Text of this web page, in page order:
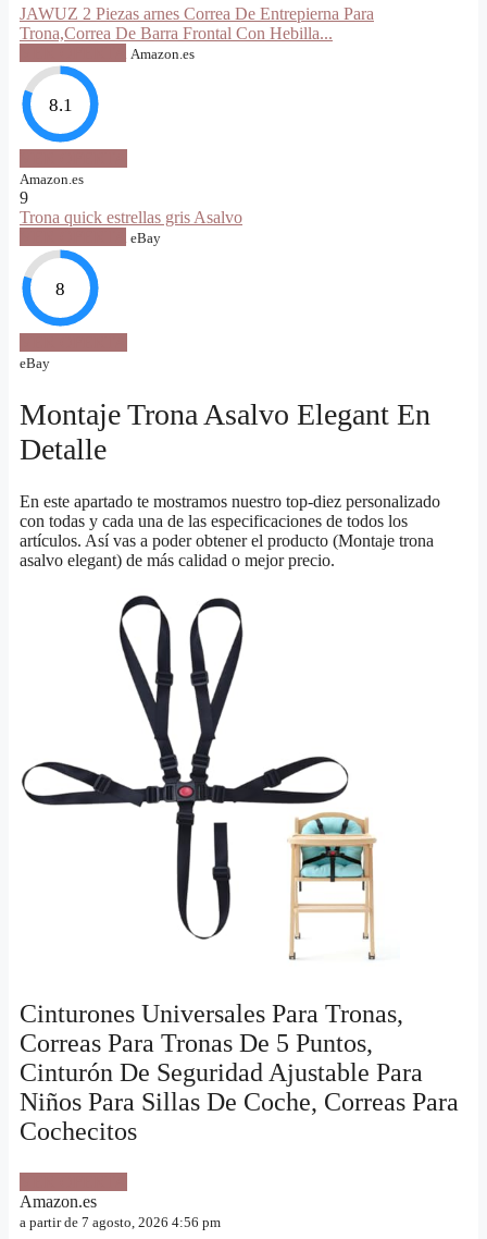
JAWUZ 2 Piezas arnes Correa De Entrepierna Para
Trona,Correa De Barra Frontal Con Hebilla...
Amazon.es
8.1
Amazon.es
9
Trona quick estrellas gris Asalvo
eBay
8
eBay
Montaje Trona Asalvo Elegant En
Detalle
En este apartado te mostramos nuestro top-diez personalizado
con todas y cada una de las especificaciones de todos los
artículos. Así vas a poder obtener el producto (Montaje trona
asalvo elegant) de más calidad o mejor precio.
Cinturones Universales Para Tronas,
Correas Para Tronas De 5 Puntos,
Cinturón De Seguridad Ajustable Para
Niños Para Sillas De Coche, Correas Para
Cochecitos
Amazon.es
a partir de 7 agosto, 2026 4:56 pm